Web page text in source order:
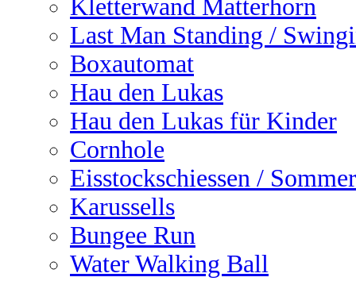
Kletterwand Matterhorn
Last Man Standing /
Boxautomat
Hau den Lukas
Hau den Lukas für Kinder
Cornhole
Eisstockschiessen /
Karussells
Bungee Run
Water Walking Ball